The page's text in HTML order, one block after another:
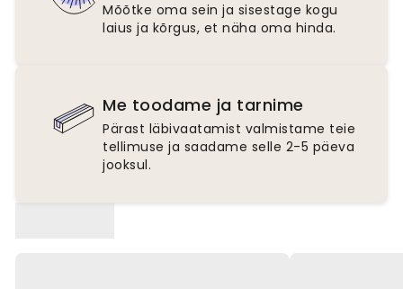
Mõõtke oma sein ja sisestage kogu
laius ja kõrgus, et näha oma hinda.
Me toodame ja tarnime
Pärast läbivaatamist valmistame teie
tellimuse ja saadame selle 2-5 päeva
jooksul.